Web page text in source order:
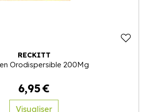
RECKITT
Orodispersible 200Mg
6,95€
Visualiser